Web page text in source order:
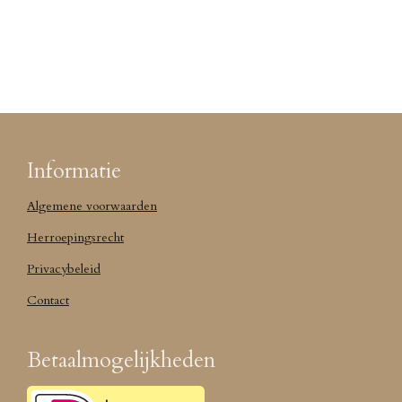
Informatie
Algemene voorwaarden
Herroepingsrecht
Privacybeleid
Contact
Betaalmogelijkheden